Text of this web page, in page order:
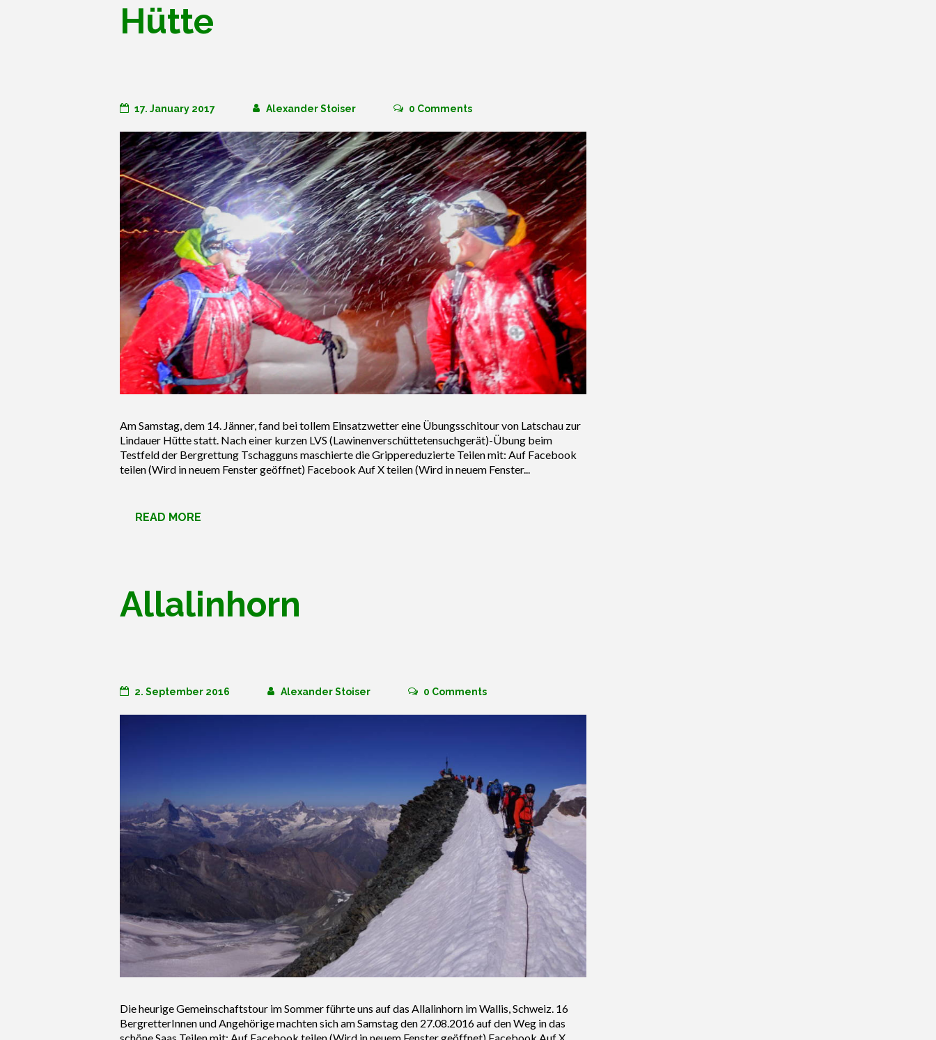
Hütte
17. January 2017 Alexander Stoiser 0 Comments
Am Samstag, dem 14. Jänner, fand bei tollem Einsatzwetter eine Übungsschitour von Latschau zur
Lindauer Hütte statt. Nach einer kurzen LVS (Lawinenverschüttetensuchgerät)-Übung beim
Testfeld der Bergrettung Tschagguns maschierte die Grippereduzierte Teilen mit: Auf Facebook
teilen (Wird in neuem Fenster geöffnet) Facebook Auf X teilen (Wird in neuem Fenster...
READ MORE
Allalinhorn
2. September 2016 Alexander Stoiser 0 Comments
Die heurige Gemeinschaftstour im Sommer führte uns auf das Allalinhorn im Wallis, Schweiz. 16
BergretterInnen und Angehörige machten sich am Samstag den 27.08.2016 auf den Weg in das